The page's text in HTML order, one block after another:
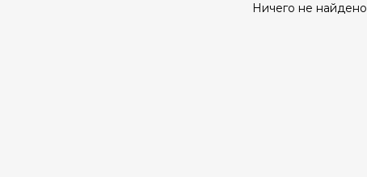
Ничего не найдено